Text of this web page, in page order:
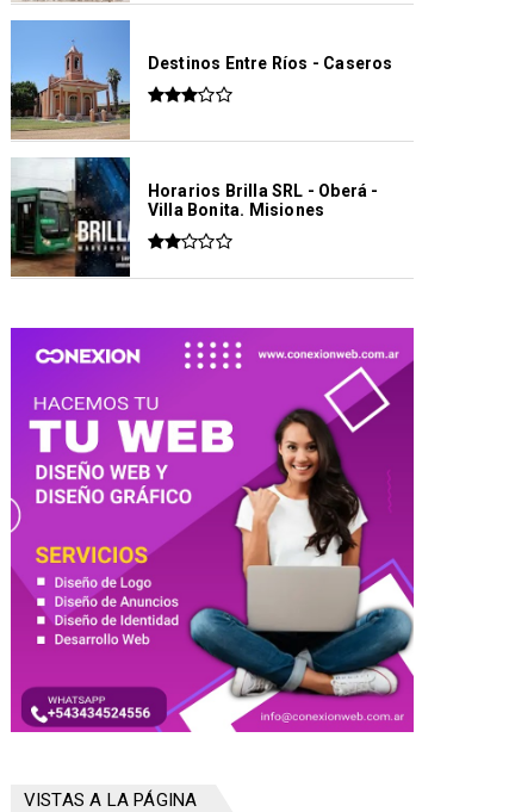
Destinos Entre Ríos - Caseros
Horarios Brilla SRL - Oberá -
Villa Bonita. Misiones
VISTAS A LA PÁGINA